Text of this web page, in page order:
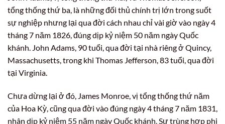
tổng thống thứ ba, là những đối thủ chính trị lớn trong suốt
sự nghiệp nhưng lại qua đời cách nhau chỉ vài giờ vào ngày 4
tháng 7 năm 1826, đúng dịp kỷ niệm 50 năm ngày Quốc
khánh. John Adams, 90 tuổi, qua đời tại nhà riêng ở Quincy,
Massachusetts, trong khi Thomas Jefferson, 83 tuổi, qua đời
tại Virginia.
Chưa dừng lại ở đó, James Monroe, vị tổng thống thứ năm
của Hoa Kỳ, cũng qua đời vào đúng ngày 4 tháng 7 năm 1831,
nhân dịp kỷ niệm 55 năm ngày Quốc khánh. Sự trùng hợp phi